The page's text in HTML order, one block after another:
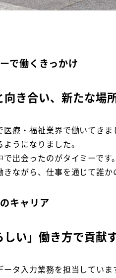
で働くきっかけ
向き合い、新たな場
医療・福祉業界で働いてき
ようになりました。
で出会ったのがタイミーです。
きながら、仕事を通じて誰
キャリア
しい」働き方で貢献
タ入力業務を担当していま